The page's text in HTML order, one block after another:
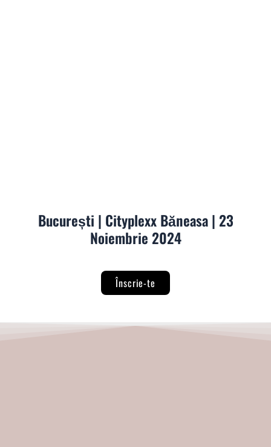
București | Cityplexx Băneasa | 23
Noiembrie 2024
Înscrie-te